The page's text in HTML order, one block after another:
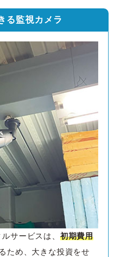
る監視カメラ
サービスは、 初期費用
ため、大きな投資をせ